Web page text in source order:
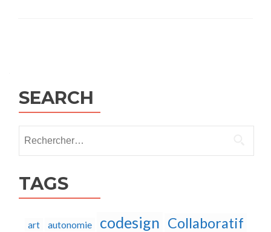
SEARCH
TAGS
art autonomie codesign Collaboratif